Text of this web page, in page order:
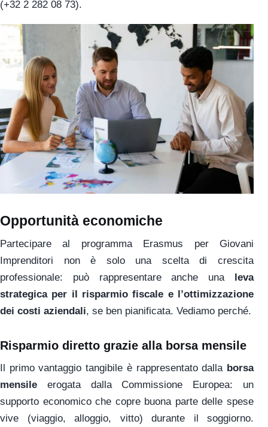
(+32 2 282 08 73).
Opportunità economiche
Partecipare al programma Erasmus per Giovani
Imprenditori non è solo una scelta di crescita
professionale: può rappresentare anche una leva
strategica per il risparmio fiscale e l’ottimizzazione
dei costi aziendali, se ben pianificata. Vediamo perché.
Risparmio diretto grazie alla borsa mensile
Il primo vantaggio tangibile è rappresentato dalla borsa
mensile erogata dalla Commissione Europea: un
supporto economico che copre buona parte delle spese
vive (viaggio, alloggio, vitto) durante il soggiorno.